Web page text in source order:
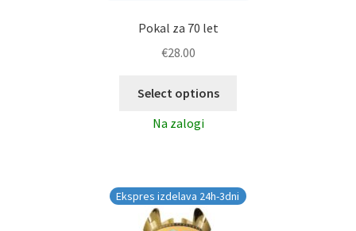
Pokal za 70 let
€28.00
Select options
Na zalogi
Ekspres izdelava 24h-3dni